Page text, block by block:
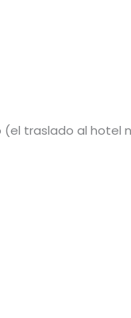
traslado al hotel